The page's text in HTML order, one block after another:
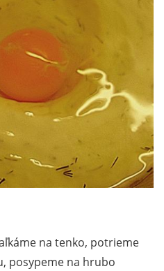
na tenko, potrieme
posypeme na hrubo